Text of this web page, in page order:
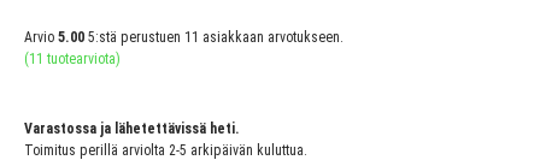
Arvio 5.00 5:stä perustuen 11 asiakkaan arvotukseen.
(11 tuotearviota)
Varastossa ja lähetettävissä heti.
Toimitus perillä arviolta 2-5 arkipäivän kuluttua.